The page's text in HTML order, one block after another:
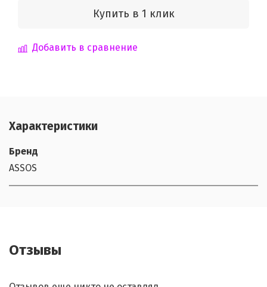
Купить в 1 клик
Добавить в сравнение
Характеристики
Бренд
ASSOS
Отзывы